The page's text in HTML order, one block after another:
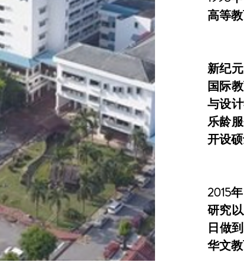
高等
新纪
国际
与设
乐龄
开设
2015
研究
日做
华文